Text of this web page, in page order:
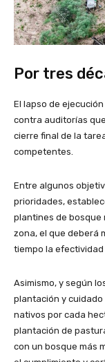
Por tres
El lapso de
contra auditorías
cierre final de la
competentes.
Entre algunos
prioridades,
plantines de bosque
zona, el que deberá
tiempo la efectividad
Asimismo, y según
plantación y
nativos por cada
plantación de
con un bosque más